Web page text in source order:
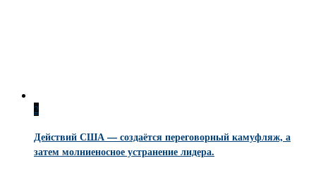
2
Действий США — создаётся переговорный камуфляж, а
затем молниеносное устранение лидера.